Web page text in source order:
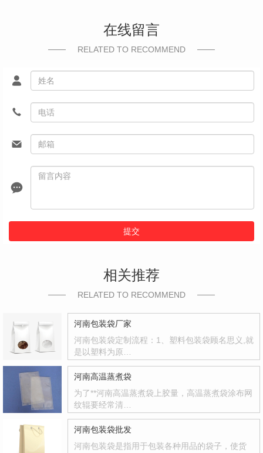
在线留言
RELATED TO RECOMMEND
提交
相关推荐
RELATED TO RECOMMEND
河南包装袋厂家
河南包装袋定制流程：1、塑料包装袋顾名思义,就
是以塑料为原…
河南高温蒸煮袋
为了**河南高温蒸煮袋上胶量，高温蒸煮袋涂布网
纹辊要经常清…
河南包装袋批发
河南包装袋是指用于包装各种用品的袋子，使货